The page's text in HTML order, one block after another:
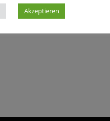
Akzeptieren